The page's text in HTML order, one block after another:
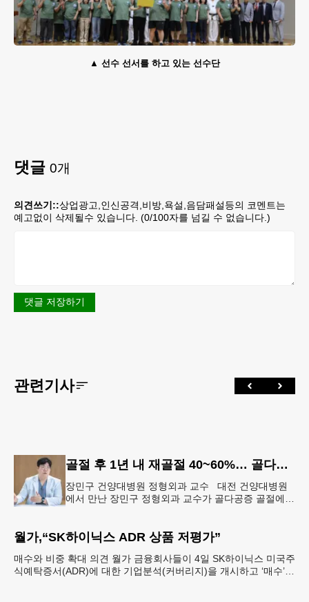
선수 선서를 하고 있는 선수단
댓글 0개
의견쓰기::상업광고,인신공격,비방,욕설,음담패설등의 코멘트는
예고없이 삭제될수 있습니다. (0/100자를 넘길 수 없습니다.)
댓글 저장하기
관련기사
골절 후 1년 내 재골절 40~60%… 골다공증 골절 “치료 골든타임은 3개월”
장민구 건양대병원 정형외과 교수 대전 건양대병원
에서 만난 장민구 정형외과 교수가 골다공증 골절에
월가,“SK하이닉스 ADR 상품 저평가”
매수와 비중 확대 의견 월가 금융회사들이 4일 SK하이닉스 미국주
식예탁증서(ADR)에 대한 기업분석(커버리지)을 개시하고 ‘매수’